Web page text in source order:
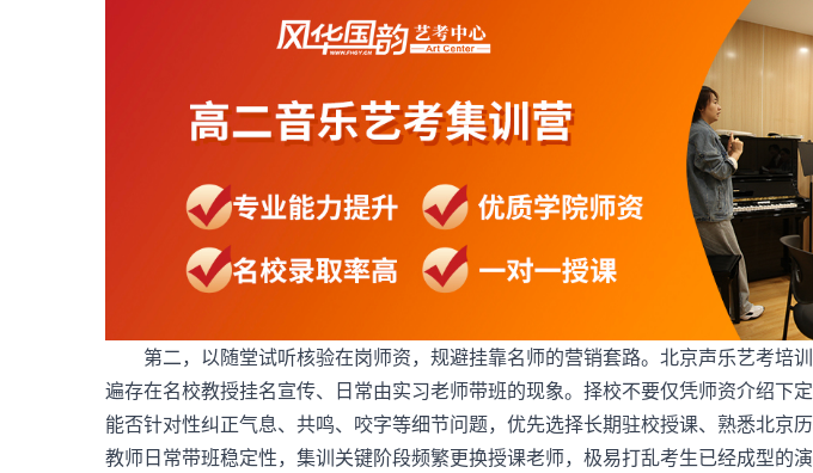
第二，以随堂试听核验在岗师资，规避挂靠名师的营销套路。 北京声乐艺考培
遍存在名校教授挂名宣传、日常由实习老师带班的现象。择校不要仅凭师资介绍下
能否针对性纠正气息、共鸣、咬字等细节问题，优先选择长期驻校授课、熟悉北京
教师日常带班稳定性，集训关键阶段频繁更换授课老师，极易打乱考生已经成型的演